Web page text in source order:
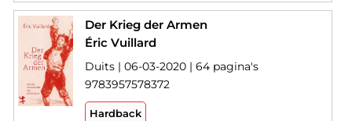
Der Krieg der Armen
Éric Vuillard
Duits | 06-03-2020 | 64 pagina's
9783957578372
Hardback